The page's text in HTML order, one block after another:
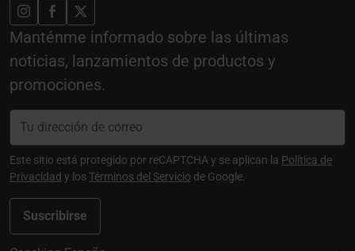
Manténme informado sobre las últimas
noticias, lanzamientos de productos y
promociones.
Suscribirse
Este sitio está protegido por reCAPTCHA y se aplican la Política de
Privacidad y losTérminos del Servicio de Google.